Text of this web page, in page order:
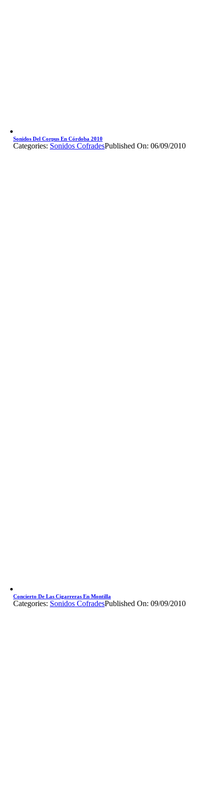
Sonidos Del Corpus En Córdoba 2010
Categories: Sonidos CofradesPublished On: 06/09/2010
Concierto De Las Cigarreras En Montilla
Categories: Sonidos CofradesPublished On: 09/09/2010